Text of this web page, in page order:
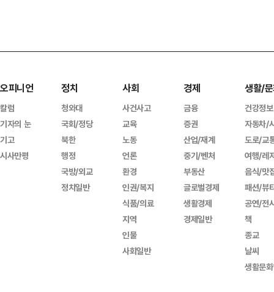
오피니언
칼럼
기자의 눈
기고
시사만평
정치
청와대
국회/정당
북한
행정
국방/외교
정치일반
사회
사건사고
교육
노동
언론
환경
인권/복지
식품/의료
지역
인물
사회일반
경제
금융
증권
산업/재계
중기/벤처
부동산
글로벌경제
생활경제
경제일반
생활/
건강정보
자동차/
도로/교
여행/레
음식/맛
패션/뷰
공연/전
책
종교
날씨
생활문